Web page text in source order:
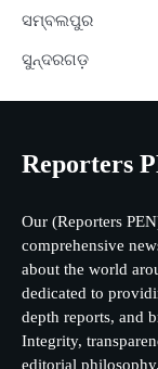
ସମ୍ବଲପୁର
ସୁନ୍ଦରଗଡ଼
Reporters
Our (Reporters
comprehensive
about the world
dedicated to
depth reports, and
Integrity,
editorial